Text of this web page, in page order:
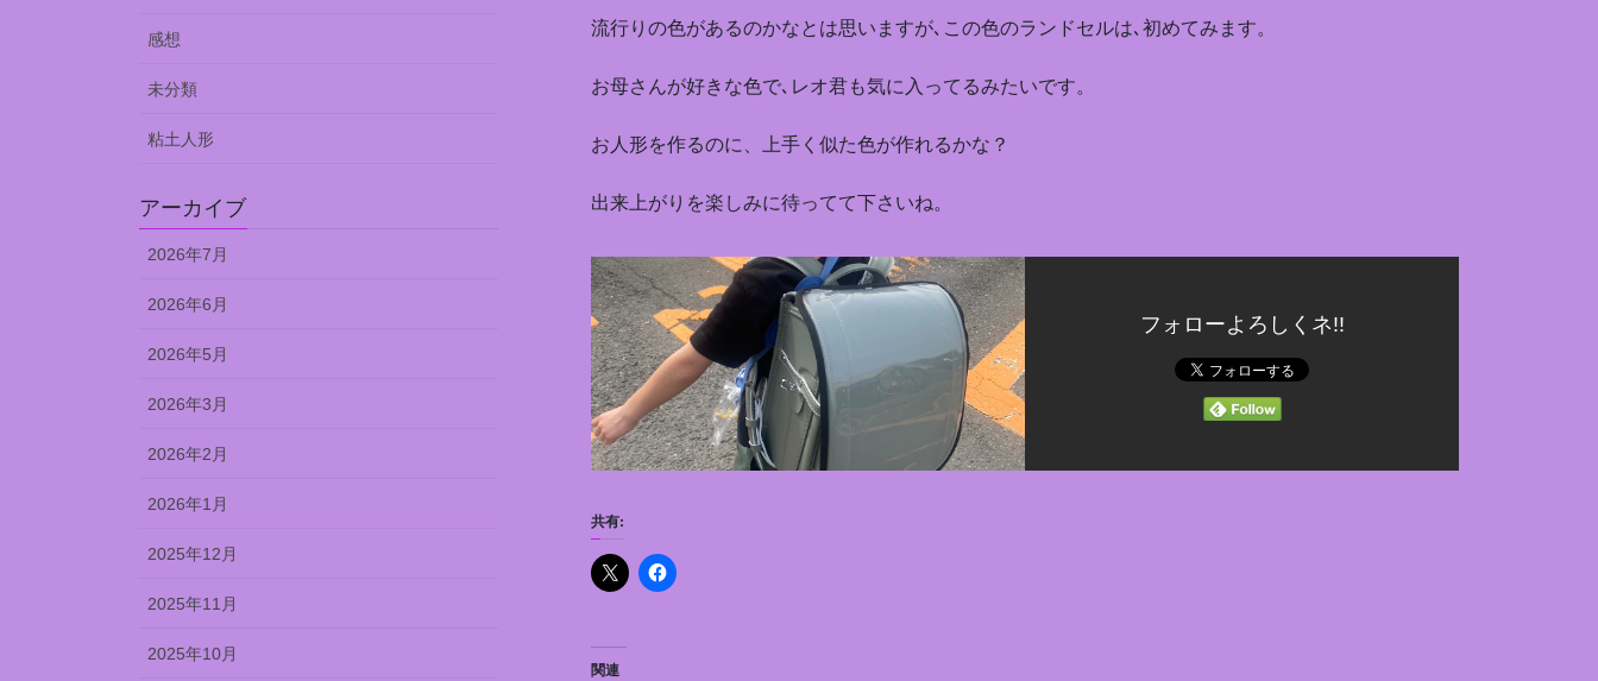
流行りの色があるのかなとは思いますが､この色のランドセルは､初めてみます。
お母さんが好きな色で､レオ君も気に入ってるみたいです。
お人形を作るのに、上手く似た色が作れるかな？
出来上がりを楽しみに待ってて下さいね。
フォローよろしくネ!!
共有:
関連
感想
未分類
粘土人形
アーカイブ
2026年7月
2026年6月
2026年5月
2026年3月
2026年2月
2026年1月
2025年12月
2025年11月
2025年10月